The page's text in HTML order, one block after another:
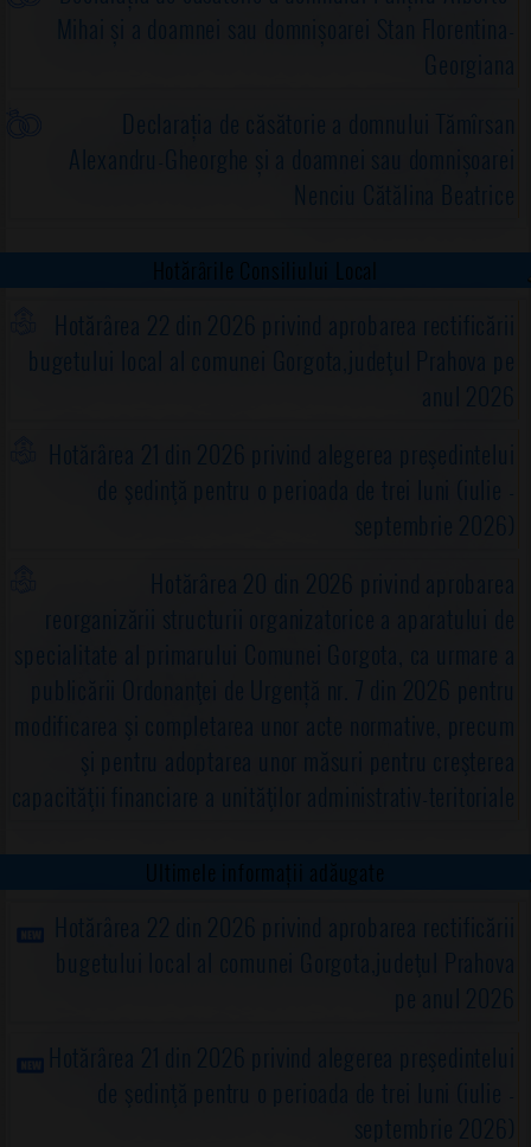
Mihai și a doamnei sau domnișoarei Stan Florentina-
Georgiana
Declarația de căsătorie a domnului Tămîrsan
Alexandru-Gheorghe și a doamnei sau domnișoarei
Nenciu Cătălina Beatrice
Hotărârile Consiliului Local
Hotărârea 22 din 2026 privind aprobarea rectificării
bugetului local al comunei Gorgota,judeţul Prahova pe
anul 2026
Hotărârea 21 din 2026 privind alegerea preşedintelui
de şedinţă pentru o perioada de trei luni (iulie -
septembrie 2026)
Hotărârea 20 din 2026 privind aprobarea
reorganizării structurii organizatorice a aparatului de
specialitate al primarului Comunei Gorgota, ca urmare a
publicării Ordonanţei de Urgență nr. 7 din 2026 pentru
modificarea şi completarea unor acte normative, precum
şi pentru adoptarea unor măsuri pentru creşterea
capacităţii financiare a unităţilor administrativ-teritoriale
Ultimele informații adăugate
Hotărârea 22 din 2026 privind aprobarea rectificării
bugetului local al comunei Gorgota,judeţul Prahova
pe anul 2026
Hotărârea 21 din 2026 privind alegerea preşedintelui
de şedinţă pentru o perioada de trei luni (iulie -
septembrie 2026)